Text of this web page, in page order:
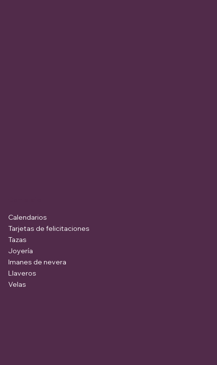
Calendarios
Tarjetas de felicitaciones
Tazas
Joyería
Imanes de nevera
Llaveros
Velas